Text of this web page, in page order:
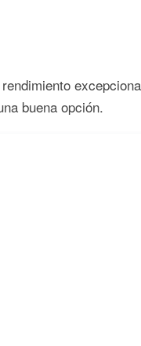
buena opción.